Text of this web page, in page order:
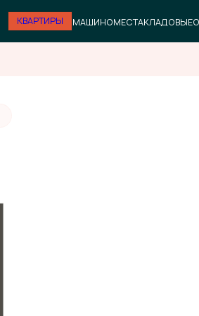
КВАРТИРЫ МАШИНОМЕСТАКЛАДОВЫЕ